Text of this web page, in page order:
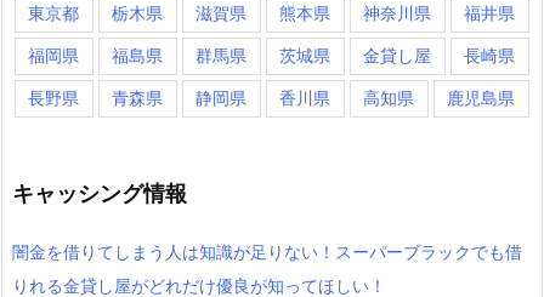
東京都 栃木県 滋賀県 熊本県 神奈川県 福井県
福岡県 福島県 群馬県 茨城県 金貸し屋 長崎県
長野県 青森県 静岡県 香川県 高知県 鹿児島県
キャッシング情報
闇金を借りてしまう人は知識が足りない！スーパーブラックでも借
りれる金貸し屋がどれだけ優良が知ってほしい！